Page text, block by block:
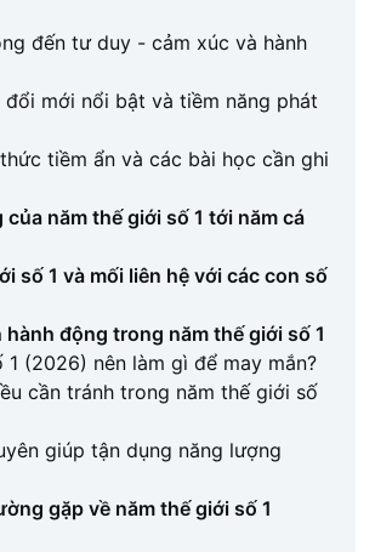
đến tư duy - cảm xúc và hành
đổi mới nổi bật và tiềm năng phát
tiềm ẩn và các bài học cần ghi
năm thế giới số 1 tới năm cá
số 1 và mối liên hệ với các con số
hành động trong năm thế giới số 1
1 (2026) nên làm gì để may mắn?
cần tránh trong năm thế giới số
giúp tận dụng năng lượng
gặp về năm thế giới số 1